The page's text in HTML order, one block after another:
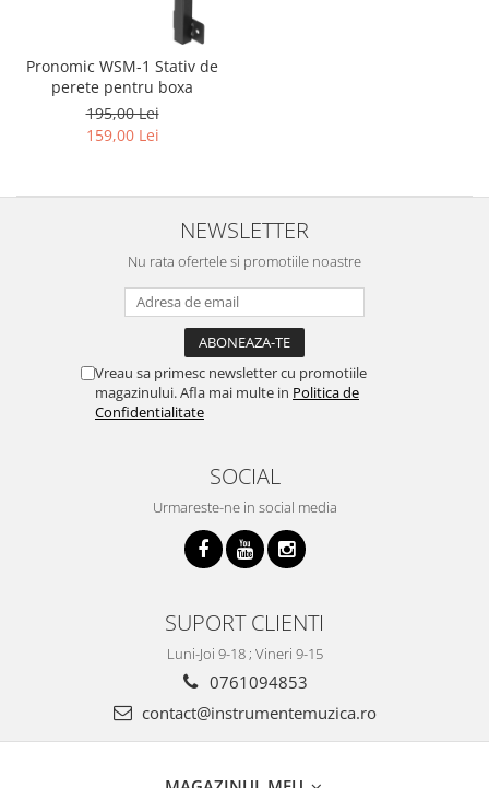
Pronomic WSM-1 Stativ de
perete pentru boxa
195,00 Lei
159,00 Lei
NEWSLETTER
Nu rata ofertele si promotiile noastre
Vreau sa primesc newsletter cu promotiile
magazinului. Afla mai multe in Politica de
Confidentialitate
SOCIAL
Urmareste-ne in social media
SUPORT CLIENTI
Luni-Joi 9-18 ; Vineri 9-15
0761094853
contact@instrumentemuzica.ro